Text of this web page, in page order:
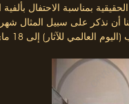
بمناسبة الاحتفال
أن نذكر على سبيل المثال
الذي يمتد من 18